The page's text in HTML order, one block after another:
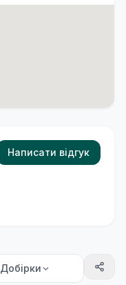
Написати відгук
Добірки